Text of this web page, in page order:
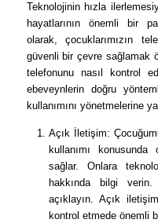
Teknolojinin hızla
hayatlarının önemli bir
olarak, çocuklarımızın
güvenli bir çevre sağlamak
telefonunu nasıl kontrol
ebeveynlerin doğru
kullanımını yönetmelerine
Açık İletişim:
kullanımı
sağlar. Onlara
hakkında bilgi
açıklayın. Açık
kontrol etmede önemli